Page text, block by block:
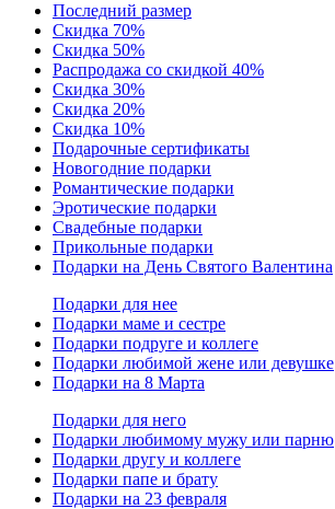
Последний размер
Скидка 70%
Скидка 50%
Распродажа со скидкой 40%
Скидка 30%
Скидка 20%
Скидка 10%
Подарочные сертификаты
Новогодние подарки
Романтические подарки
Эротические подарки
Свадебные подарки
Прикольные подарки
Подарки на День Святого Валентина
Подарки для нее
Подарки маме и сестре
Подарки подруге и коллеге
Подарки любимой жене или девушке
Подарки на 8 Марта
Подарки для него
Подарки любимому мужу или парню
Подарки другу и коллеге
Подарки папе и брату
Подарки на 23 февраля